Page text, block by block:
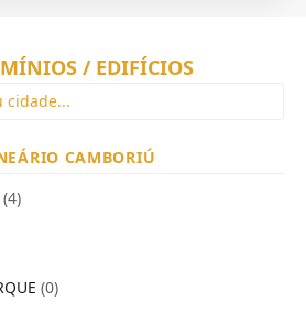
/ EDIFÍCIOS
CAMBORIÚ
(4)
(0)